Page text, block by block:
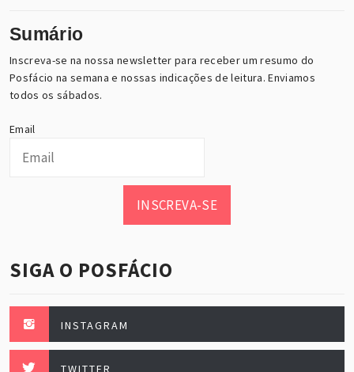
Sumário
Inscreva-se na nossa newsletter para receber um resumo do
Posfácio na semana e nossas indicações de leitura. Enviamos
todos os sábados.
Email
INSCREVA-SE
SIGA O POSFÁCIO
INSTAGRAM
TWITTER